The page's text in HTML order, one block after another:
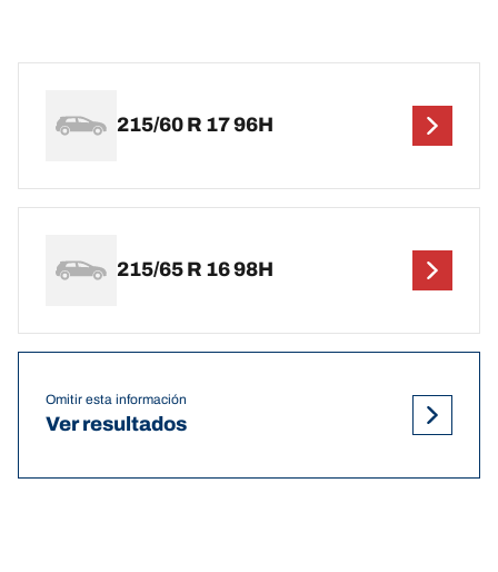
215/60 R 17 96H
215/65 R 16 98H
Omitir esta información
Ver resultados